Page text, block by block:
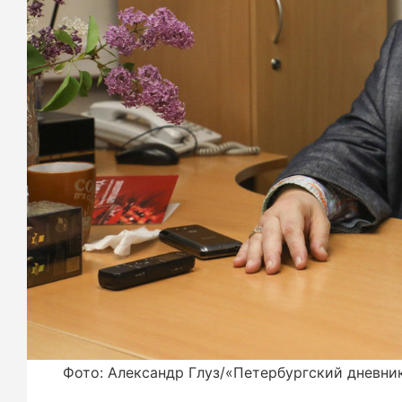
Фото: Александр Глуз/«Петербургский